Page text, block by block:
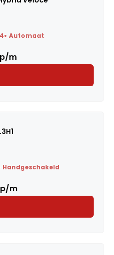
Automaat
p/m
Handgeschakeld
p/m